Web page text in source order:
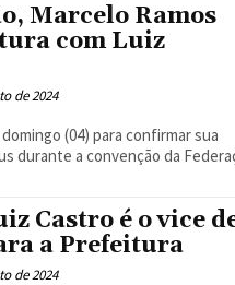
Marcelo Ramos
com Luiz
de 2024
(04) para confirmar sua
durante a convenção da
Castro é o vice
a Prefeitura
de 2024